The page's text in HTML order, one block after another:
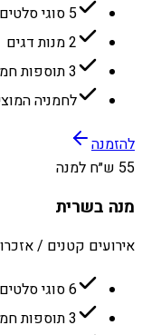
5 סוגי סלטים
2 מנות דגים
3 תוספות חמות
לחמניה
להזמנה
55 ש״ח למנה
מנה בשרית
אירועים קטנים /
6 סוגי סלטים
3 תוספות חמות